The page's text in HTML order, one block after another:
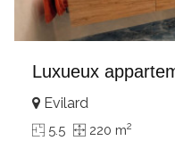
Luxueux
Evilard
5.5 220 m2